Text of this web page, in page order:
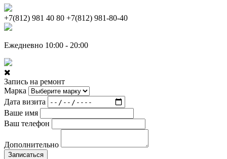
+7(812) 981 40 80 +7(812) 981-80-40
Ежедневно 10:00 - 20:00
Запись на ремонт
Марка
Дата визита
Ваше имя
Ваш телефон
Дополнительно
Записаться